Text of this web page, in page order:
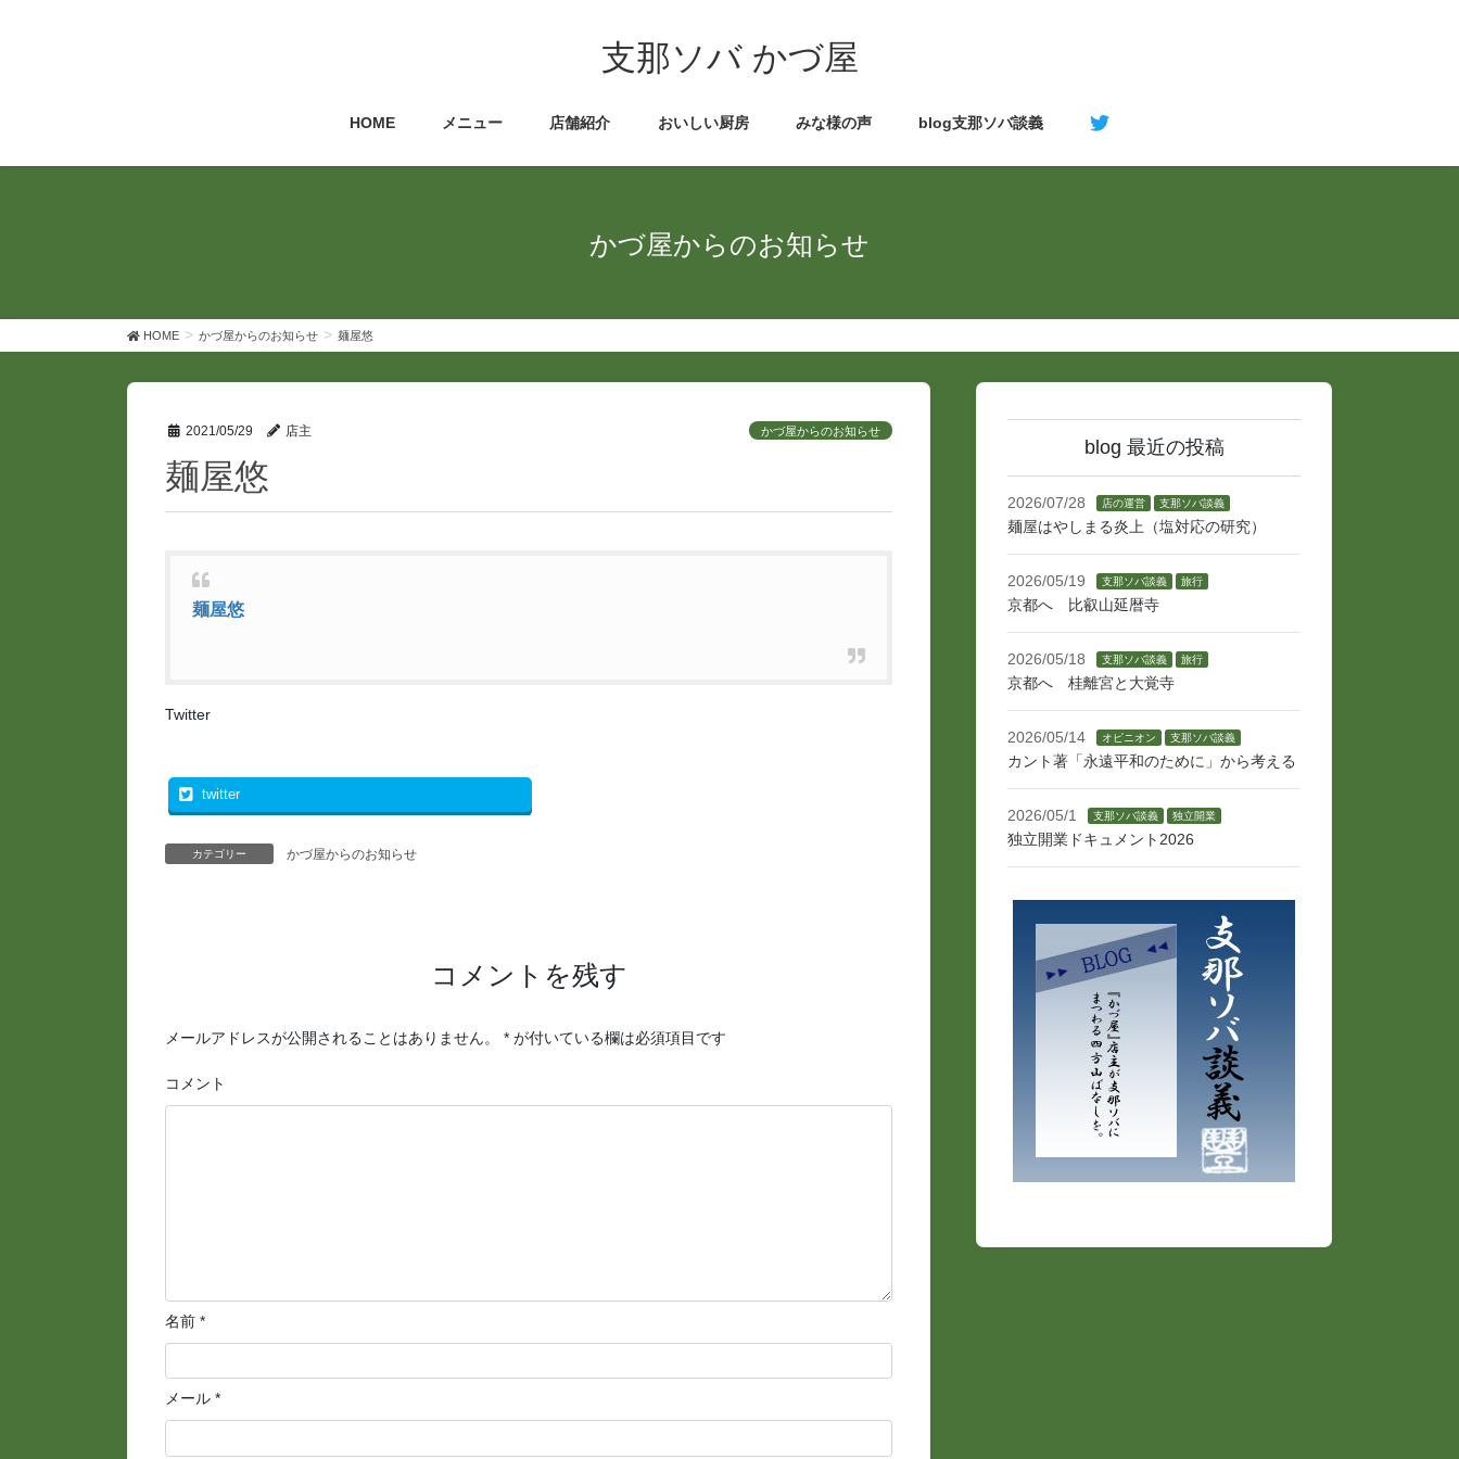
キ
に
支那ソバ かづ屋
HOME メニュー 店舗紹介 おいしい厨房 みな様の声 blog支那ソバ談義
かづ屋からのお知らせ
HOME かづ屋からのお知らせ 麺屋悠
2021/05/29 店主 かづ屋からのお知らせ
麺屋悠
麺屋悠
Twitter
twitter
カテゴリー かづ屋からのお知らせ
コメントを残す
メールアドレスが公開されることはありません。 *が付いている欄は必須項目です
コメント
名前 *
メール *
blog 最近の投稿
2026/07/28 店の運営 支那ソバ談義
麺屋はやしまる炎上（塩対応の研究）
2026/05/19 支那ソバ談義 旅行
京都へ 比叡山延暦寺
2026/05/18 支那ソバ談義 旅行
京都へ 桂離宮と大覚寺
2026/05/14 オピニオン 支那ソバ談義
カント著「永遠平和のために」から考える
2026/05/1 支那ソバ談義 独立開業
独立開業ドキュメント2026